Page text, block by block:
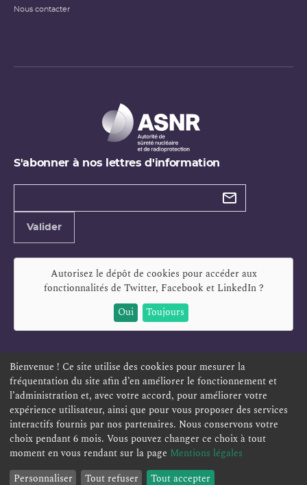
Nous contacter
S'abonner à nos lettres d'information
Types de
mail
Valider
Autorisez le dépôt de cookies pour accéder aux
fonctionnalités de Twitter, Facebook et LinkedIn?
Oui
Toujours
ESPACE PERSONNEL OFFRES D'EMPLOI SIGNALEMENT
TÉLÉSERVICES PLAN DU SITE
ACCESSIBILITÉ POLITIQUE DE CONFIDENTIALITÉ
MENTIONS LÉGALES CONTACT
Bienvenue ! Ce site utilise des cookies pour mesurer la
fréquentation du site afin d’en améliorer le fonctionnement et
l’administration et, avec votre accord, pour améliorer votre
expérience utilisateur, ainsi que pour vous proposer des services
interactifs fournis par nos partenaires. Nous conservons votre
choix pendant 6 mois. Vous pouvez changer ce choix à tout
moment en vous rendant sur la page Mentions légales
Personnaliser
Tout refuser Tout accepter